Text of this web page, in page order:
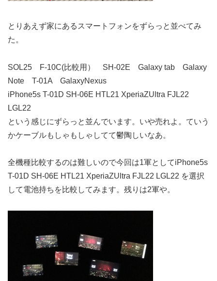
とりあえず家にあるスマートフォンをずらっと並べてみ
た。
SOL25 F-10C(比較用） SH-02E Galaxy tab Galaxy
Note T-01A GalaxyNexus
iPhone5s T-01D SH-06E HTL21 XperiaZUltra FJL22
LGL22
という感じにずらっと並んでいます。いや売れよ。ていう
かケーブルもしゃもしゃしてて鬱陶しいなあ。
全機種比較するのは難しいので今回は1軍としてiPhone5s
T-01D SH-06E HTL21 XperiaZUltra FJL22 LGL22 を選択
して電池持ちを比較してみます。残りは2軍や。